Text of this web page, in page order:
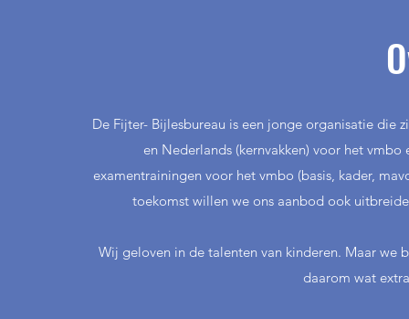
De Fijter- Bijlesbureau is een jonge organisatie die
en Nederlands (kernvakken) voor het
examentrainingen voor het vmbo (basis, kader,
toekomst willen we ons aanbod ook
Wij geloven in de talenten van kinderen. Maar we
daarom wat